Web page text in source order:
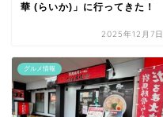
華 (らいか)」に行ってきた！
2025年12月7日
グルメ情報